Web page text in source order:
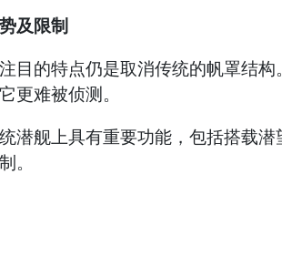
及限制
目的特点仍是取消传统的帆罩结
更难被侦测。
潜舰上具有重要功能，包括搭载
。